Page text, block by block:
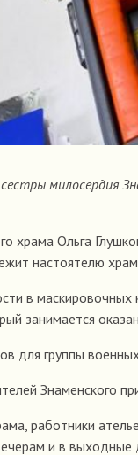
милосердия
храма Ольга
настоятелю
в маскировочных
занимается
для группы
Знаменского
работники
и в выходные